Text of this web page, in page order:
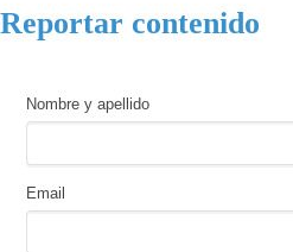
Reportar contenido
Nombre y apellido
Email